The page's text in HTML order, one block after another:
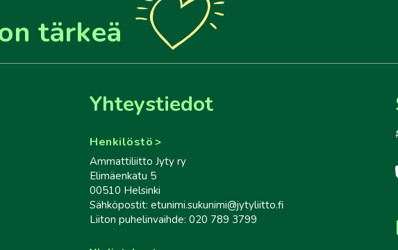
tärkeä
Yhteystiedot
Henkilöstö
Ammattiliitto Jyty ry
Elimäenkatu 5
00510 Helsinki
Sähköpostit: etunimi.sukunimi@jytyliitto.fi
Liiton puhelinvaihde: 020 789 3799